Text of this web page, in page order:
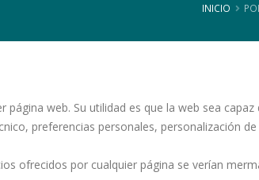
INICIO
web. Su utilidad es que la web sea capaz
preferencias personales, personalización
ofrecidos por cualquier página se verían